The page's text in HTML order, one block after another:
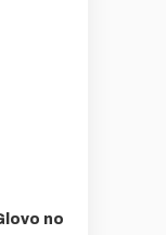
no